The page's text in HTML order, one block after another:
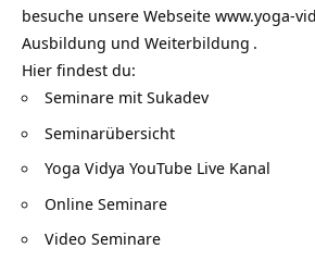
besuche unsere Webseite www.yoga-
Ausbildung und Weiterbildung .
Hier findest du:
Seminare mit Sukadev
Seminarübersicht
Yoga Vidya YouTube Live Kanal
Online Seminare
Video Seminare